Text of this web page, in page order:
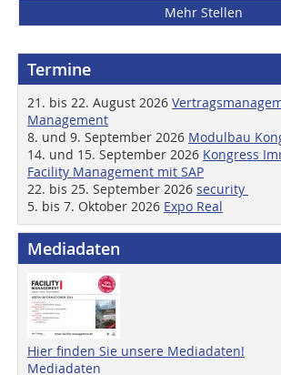
Mehr Stellen
Termine
21. bis 22. August 2026
Management
8. und 9. September 2026 Modulbau
14. und 15. September 2026 Kongress
Facility Management mit SAP
22. bis 25. September 2026 security
5. bis 7. Oktober 2026 Expo Real
Mediadaten
Hier finden Sie unsere Mediadaten!
Mediadaten